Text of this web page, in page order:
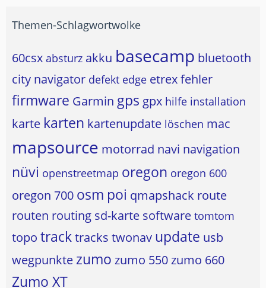
Themen-Schlagwortwolke
60csx absturz akku basecamp bluetooth
city navigator defekt edge etrexfehler
firmware Garmin gps gpx hilfe installation
karte karten kartenupdate löschen mac
mapsource motorrad navi navigation
nüvi openstreetmap oregon oregon 600
oregon 700 osm poi qmapshack route
routen routing sd-karte software tomtom
topo tracktracks twonav update usb
wegpunkte zumo zumo 550zumo 660
Zumo XT